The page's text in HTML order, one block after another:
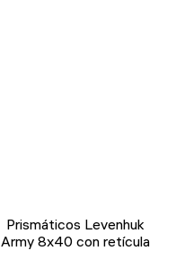
Prismáticos Levenhuk
Army 8x40 con retícula